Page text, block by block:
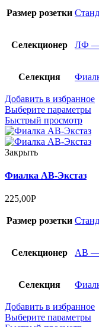
Размер розетки
Селекционер ЛФ —
Селекция
Добавить в избранное
Выберите параметры
Быстрый просмотр
Закрыть
Фиалка АВ-Экстаз
225,00Р
Размер розетки
Селекционер АВ —
Селекция
Добавить в избранное
Выберите параметры